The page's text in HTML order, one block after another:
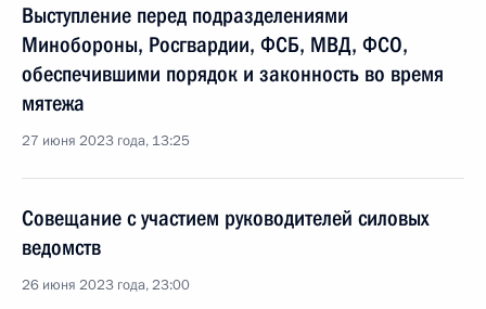
Выступление перед подразделениями
Минобороны, Росгвардии, ФСБ, МВД, ФСО,
обеспечившими порядок и законность во время
мятежа
27 июня 2023 года, 13:25
Совещание с участием руководителей силовых
ведомств
26 июня 2023 года, 23:00